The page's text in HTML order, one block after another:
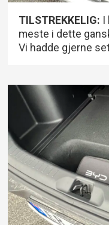
TILSTREKKELIG: I
meste i dette
Vi hadde gjerne